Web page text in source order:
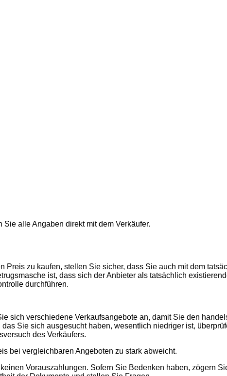
alle Angaben direkt mit dem Verkäufer.
zu kaufen, stellen Sie sicher, dass Sie auch mit dem
ist, dass sich der Anbieter als tatsächlich
durchführen.
sich verschiedene Verkaufsangebote an, damit Sie den
Sie sich ausgesucht haben, wesentlich niedriger ist,
des Verkäufers.
bei vergleichbaren Angeboten zu stark abweicht.
Vorauszahlungen. Sofern Sie Bedenken haben, zögern